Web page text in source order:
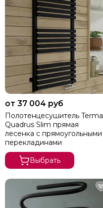
от 37 004 руб
Полотенцесушитель Terma
Quadrus Slim прямая
лесенка с прямоугольными
перекладинами
Выбрать